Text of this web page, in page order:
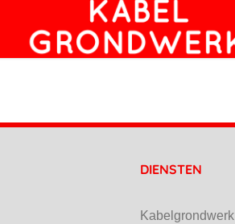
DIENSTEN
Kabelgrondwerk